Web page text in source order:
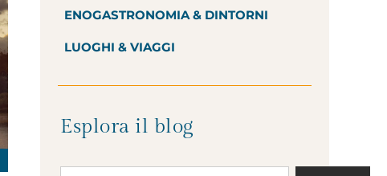
ENOGASTRONOMIA & DINTORNI
LUOGHI & VIAGGI
Esplora il blog